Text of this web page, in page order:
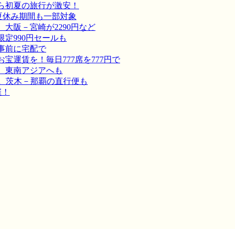
初夏の旅行が激安！
休み期間も一部対象
大阪－宮崎が2290円など
定990円セールも
前に宅配で
宝運賃を！毎日777席を777円で
東南アジアへも
茨木－那覇の直行便も